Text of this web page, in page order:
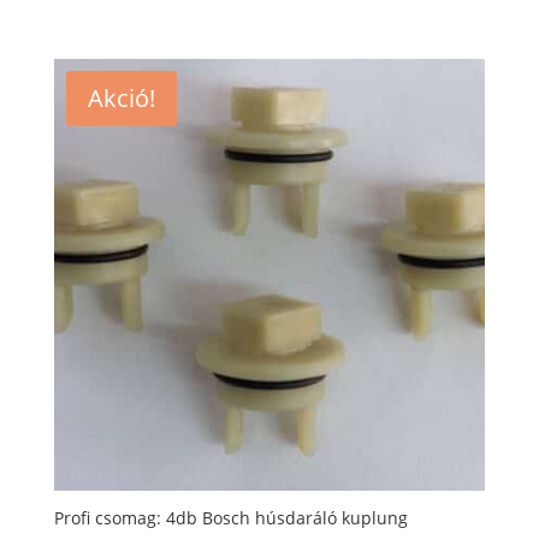
Akció!
Profi csomag: 4db Bosch húsdaráló kuplung